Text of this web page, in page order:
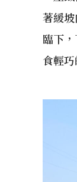
著緩
臨下
食輕